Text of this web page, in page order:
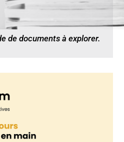
de documents à explorer.